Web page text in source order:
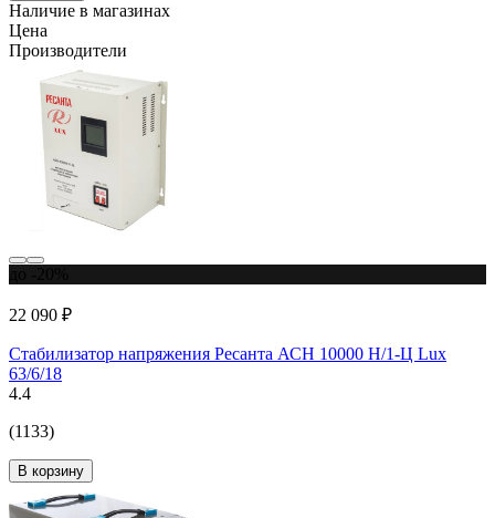
Наличие в магазинах
Цена
Производители
22 090 ₽
Стабилизатор напряжения Ресанта АСН 10000 Н/1-Ц Lux
63/6/18
4.4
(1133)
В корзину